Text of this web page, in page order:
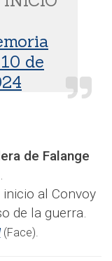
de
de Falange
.
al Convoy
de la guerra.
(Face).